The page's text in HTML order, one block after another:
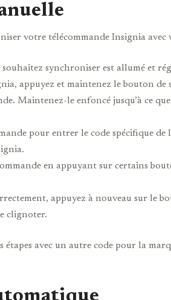
votre télécommande Insignia avec
synchroniser est allumé et
appuyez et maintenez le bouton
Maintenez-le enfoncé jusqu’à ce
pour entrer le code spécifique de
en appuyant sur certains
appuyez à nouveau sur le
clignoter.
avec un autre code pour la